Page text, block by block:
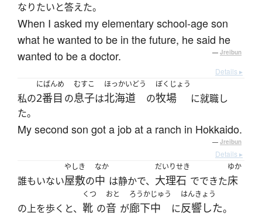
なりたいと答えた。
When I asked my elementary school-age son
what he wanted to be in the future, he said he
wanted to be a doctor.
— Jreibun
Details ▸
私の
にばんめ
2番目 の
むすこ
息子は
ほっかいどう
北海道 の
ぼくじょう
牧場
に就職し
た。
My second son got a job at a ranch in Hokkaido.
— Jreibun
Details ▸
誰もいない
やしき
屋敷の
なか
中 は静かで、
だいりせき
大理石 でできた
ゆか
床
の上を歩くと、
くつ
靴 の
おと
音 が
ろうかじゅう
廊下中 に
はんきょう
反響した。